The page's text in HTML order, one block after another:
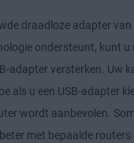
draadloze adapter
ondersteunt, kunt u
adapter versterken. Uw
als u een USB-adapter
wordt aanbevolen.
met bepaalde routers